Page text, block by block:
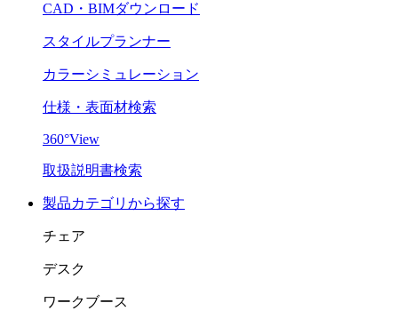
CAD・BIMダウンロード
スタイルプランナー
カラーシミュレーション
仕様・表面材検索
360°View
取扱説明書検索
製品カテゴリから探す
チェア
デスク
ワークブース